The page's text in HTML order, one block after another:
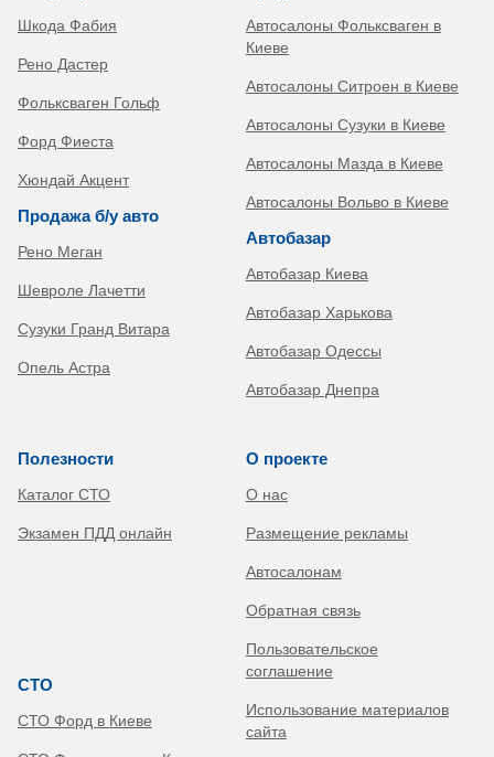
Шкода Фабия
Рено Дастер
Фольксваген Гольф
Форд Фиеста
Хюндай Акцент
Продажа б/у авто
Рено Меган
Шевроле Лачетти
Сузуки Гранд Витара
Опель Астра
Автосалоны Фольксваген в
Киеве
Автосалоны Ситроен в Киеве
Автосалоны Сузуки в Киеве
Автосалоны Мазда в Киеве
Автосалоны Вольво в Киеве
Автобазар
Автобазар Киева
Автобазар Харькова
Автобазар Одессы
Автобазар Днепра
Полезности
Каталог СТО
Экзамен ПДД онлайн
СТО
СТО Форд в Киеве
О проекте
О нас
Размещение рекламы
Автосалонам
Обратная связь
Пользовательское
соглашение
Использование материалов
сайта